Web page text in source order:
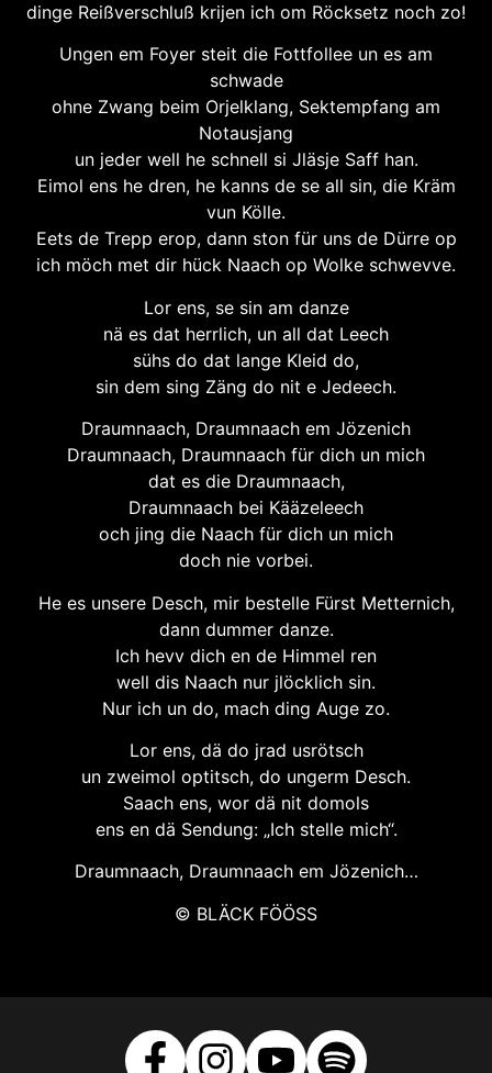
dinge Reißverschluß krijen ich om Röcksetz noch zo!
Ungen em Foyer steit die Fottfollee un es am
schwade
ohne Zwang beim Orjelklang, Sektempfang am
Notausjang
un jeder well he schnell si Jläsje Saff han.
Eimol ens he dren, he kanns de se all sin, die Kräm
vun Kölle.
Eets de Trepp erop, dann ston für uns de Dürre op
ich möch met dir hück Naach op Wolke schwevve.
Lor ens, se sin am danze
nä es dat herrlich, un all dat Leech
sühs do dat lange Kleid do,
sin dem sing Zäng do nit e Jedeech.
Draumnaach, Draumnaach em Jözenich
Draumnaach, Draumnaach für dich un mich
dat es die Draumnaach,
Draumnaach bei Kääzeleech
och jing die Naach für dich un mich
doch nie vorbei.
He es unsere Desch, mir bestelle Fürst Metternich,
dann dummer danze.
Ich hevv dich en de Himmel ren
well dis Naach nur jlöcklich sin.
Nur ich un do, mach ding Auge zo.
Lor ens, dä do jrad usrötsch
un zweimol optitsch, do ungerm Desch.
Saach ens, wor dä nit domols
ens en dä Sendung: „Ich stelle mich“.
Draumnaach, Draumnaach em Jözenich…
© BLÄCK FÖÖSS